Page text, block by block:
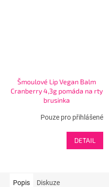
Šmoulové Lip Vegan Balm
Cranberry 4,3g pomáda na rty
brusinka
Pouze pro přihlášené
DETAIL
Popis Diskuze